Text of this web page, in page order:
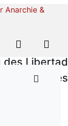
des Libertad
Verlages